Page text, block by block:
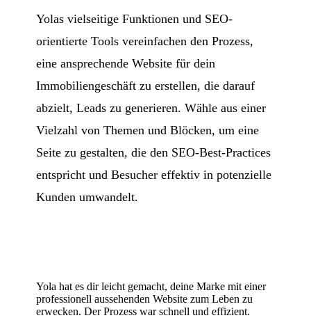
Yolas vielseitige Funktionen und SEO-
orientierte Tools vereinfachen den Prozess,
eine ansprechende Website für dein
Immobiliengeschäft zu erstellen, die darauf
abzielt, Leads zu generieren. Wähle aus einer
Vielzahl von Themen und Blöcken, um eine
Seite zu gestalten, die den SEO-Best-Practices
entspricht und Besucher effektiv in potenzielle
Kunden umwandelt.
Yola hat es dir leicht gemacht, deine Marke mit einer
professionell aussehenden Website zum Leben zu
erwecken. Der Prozess war schnell und effizient.